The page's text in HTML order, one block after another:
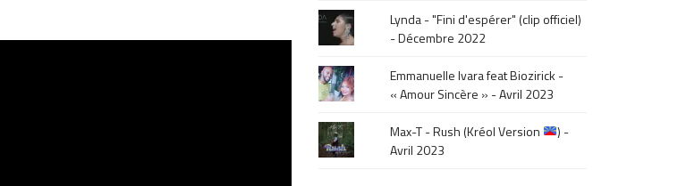
Lynda - "Fini d'espérer" (clip officiel)
- Décembre 2022
Emmanuelle Ivara feat Biozirick -
« Amour Sincère » - Avril 2023
Max-T - Rush (Kréol Version
) -
Avril 2023